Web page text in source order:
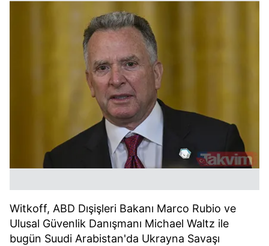
Witkoff, ABD Dışişleri Bakanı Marco Rubio ve
Ulusal Güvenlik Danışmanı Michael Waltz ile
bugün Suudi Arabistan'da Ukrayna Savaşı